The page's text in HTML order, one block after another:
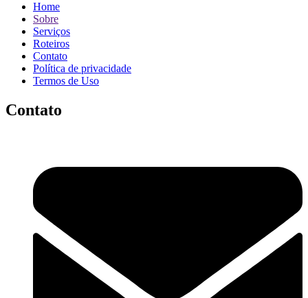
Home
Sobre
Serviços
Roteiros
Contato
Política de privacidade
Termos de Uso
Contato